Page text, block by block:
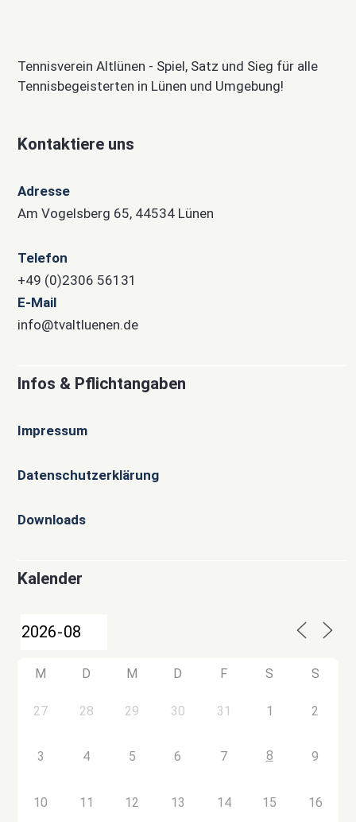
Tennisverein Altlünen - Spiel, Satz und Sieg für alle
Tennisbegeisterten in Lünen und Umgebung!
Kontaktiere uns
Adresse
Am Vogelsberg 65, 44534 Lünen
Telefon
+49 (0)2306 56131
E-Mail
info@tvaltluenen.de
Infos & Pflichtangaben
Impressum
Datenschutzerklärung
Downloads
Kalender
M D M D F S S
27 28 29 30 31 1 2
3 4 5 6 7 8 9
10 11 12 13 14 15 16